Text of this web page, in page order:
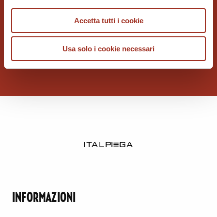
Accetta tutti i cookie
Usa solo i cookie necessari
ITALPIEGA
INFORMAZIONI